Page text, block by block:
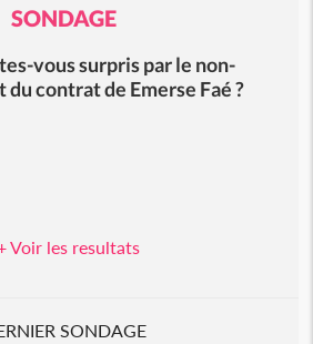
SONDAGE
vous surpris par le non-
contrat de Emerse Faé ?
Voir les resultats
SONDAGE